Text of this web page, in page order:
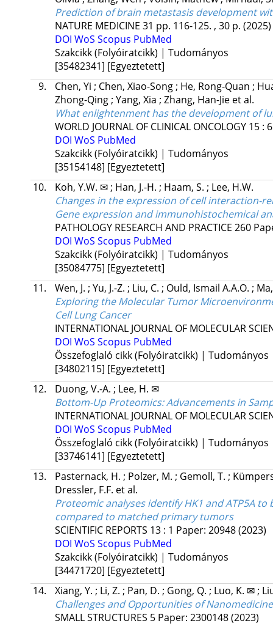
Prediction of brain metastasis development
NATURE MEDICINE 31 pp. 116-125. , 30 p. (2025)
DOI WoS Scopus PubMed
Szakcikk (Folyóiratcikk) | Tudományos
[35482341] [Egyeztetett]
9.
Chen, Yi ; Chen, Xiao-Song; He, Rong-Quan ;
Zhong-Qing; Yang, Xia ; Zhang, Han-Jie et al.
What enlightenment has the development of
WORLD JOURNAL OF CLINICAL ONCOLOGY 15: 6
DOI WoS PubMed
Szakcikk (Folyóiratcikk) | Tudományos
[35154148] [Egyeztetett]
10.
Koh, Y.W. ✉; Han, J.-H. ; Haam, S. ; Lee, H.W.
Changes in the expression of cell interaction-
Gene expression and immunohistochemical
PATHOLOGY RESEARCH AND PRACTICE 260
DOI WoS Scopus PubMed
Szakcikk (Folyóiratcikk) | Tudományos
[35084775] [Egyeztetett]
11.
Wen, J. ; Yu, J.-Z. ; Liu, C. ; Ould, Ismail A.A.O. ;
Exploring the Molecular Tumor
Cell Lung Cancer
INTERNATIONAL JOURNAL OF MOLECULAR
DOI WoS Scopus PubMed
Összefoglaló cikk (Folyóiratcikk) | Tudományos
[34802115] [Egyeztetett]
12.
Duong, V.-A. ; Lee, H. ✉
Bottom-Up Proteomics: Advancements in
INTERNATIONAL JOURNAL OF MOLECULAR
DOI WoS Scopus PubMed
Összefoglaló cikk (Folyóiratcikk) | Tudományos
[33746141] [Egyeztetett]
13.
Pasternack, H. ; Polzer, M. ; Gemoll, T. ;
Dressler, F.F. et al.
Proteomic analyses identify HK1 and ATP5A
compared to matched primary tumors
SCIENTIFIC REPORTS 13: 1 Paper: 20948(2023)
DOI WoS Scopus PubMed
Szakcikk (Folyóiratcikk) | Tudományos
[34471720] [Egyeztetett]
14.
Xiang, Y. ; Li, Z. ; Pan, D. ; Gong, Q. ; Luo, K. ✉;
Challenges and Opportunities of
SMALL STRUCTURES 5 Paper: 2300148(2023)